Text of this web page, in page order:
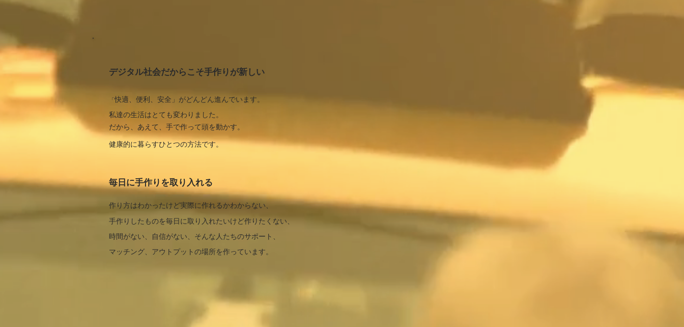
デジタル社会だからこそ手作りが新しい
「快適、便利、安全」がどんどん進んでいます。
私達の生活はとても変わりました。
だから、あえて、 手で作って頭を動かす。
健康的に暮らすひとつの方法です。
毎日に手作りを取り入れる
作り方はわかったけど実際に作れるかわからない、
手作りしたものを毎日に取り入れたいけど作りたくない、
時間がない、自信がない、そんな人たちのサポート、
マッチング、アウトプットの場所を作っています。